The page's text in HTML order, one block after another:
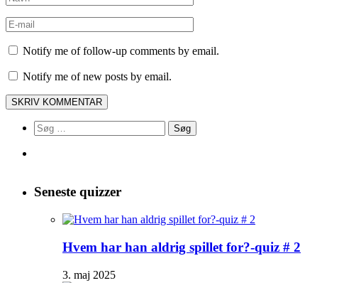
Notify me of follow-up comments by email.
Notify me of new posts by email.
Søg
efter:
Seneste quizzer
Hvem har han aldrig spillet for?-quiz # 2
3. maj 2025